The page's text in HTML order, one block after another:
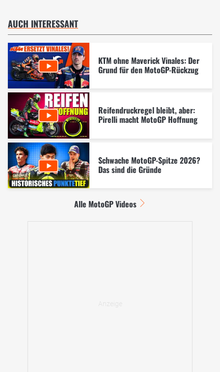
AUCH INTERESSANT
KTM ohne Maverick Vinales: Der
Grund für den MotoGP-Rückzug
Reifendruckregel bleibt, aber:
Pirelli macht MotoGP Hoffnung
Schwache MotoGP-Spitze 2026?
Das sind die Gründe
Alle MotoGP Videos